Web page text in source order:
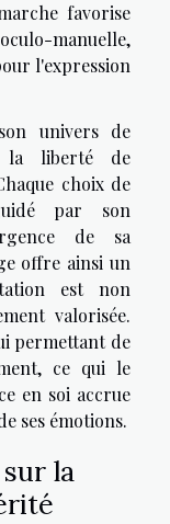
favorise
manuelle,
l'expression
univers de
la liberté de
choix de
par son
de sa
offre ainsi un
est non
valorisée.
permettant de
ce qui le
en soi accrue
ses émotions.
la